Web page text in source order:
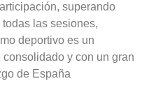
superando
las sesiones,
deportivo es un
y con un gran
de España